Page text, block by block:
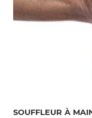
SOUFFLEUR À